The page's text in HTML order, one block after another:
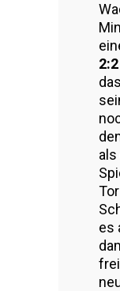
2:2
es